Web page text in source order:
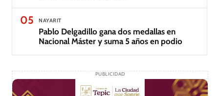
05 NAYARIT
Pablo Delgadillo gana dos medallas en
Nacional Máster y suma 5 años en podio
PUBLICIDAD